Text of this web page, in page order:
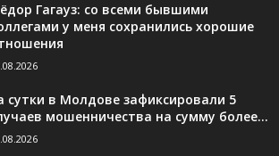
Гагауз: со всеми бывшими
у меня сохранились хорошие
сутки в Молдове зафиксировали 5
мошенничества на сумму более...